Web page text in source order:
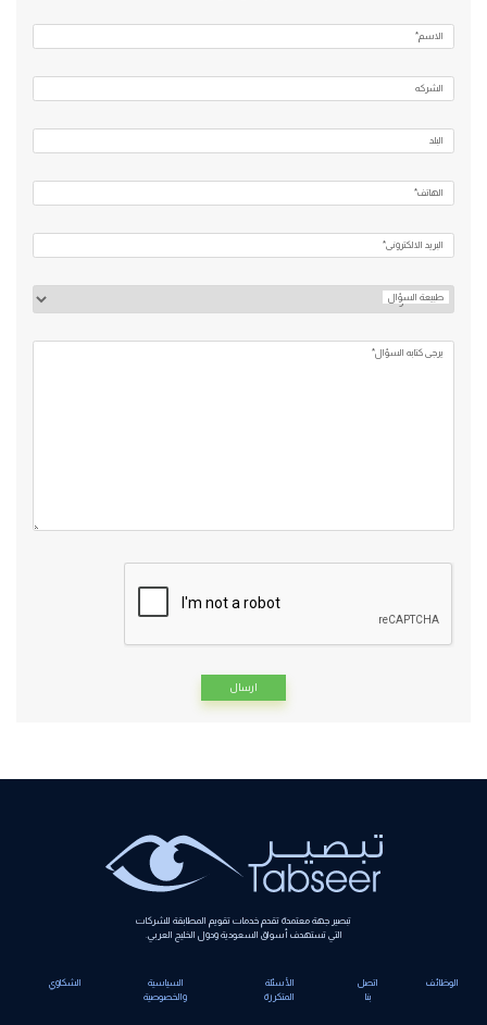
الاسم*
الشركه
الهاتف*
البريد الالكتروني*
طبيعة السؤال
يرجي كتابه السؤال*
تبصير جهة معتمدة تقدم خدمات تقويم المطابقة للشركات
التي تستهدف أسواق السعودية ودول الخليج العربي.
الوظائف
اتصل
الأسئلة
المتكررة
السياسية
والخصوصية
الشكاوي